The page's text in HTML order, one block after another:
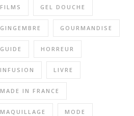
FILMS GEL DOUCHE
GINGEMBRE GOURMANDISE
GUIDE HORREUR
INFUSION LIVRE
MADE IN FRANCE
MAQUILLAGE MODE